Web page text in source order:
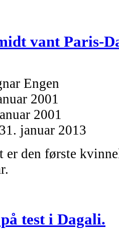
vant Paris-
Engen
2001
2001
januar 2013
den første
test i Dagali.